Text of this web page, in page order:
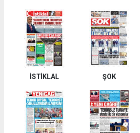
İSTİKLAL ŞOK